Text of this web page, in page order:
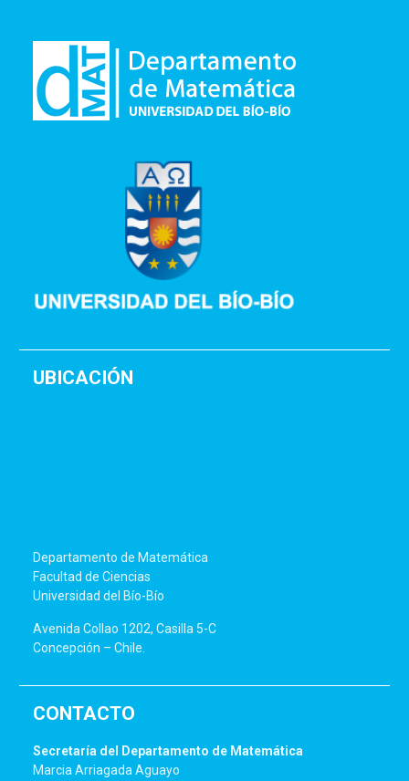
UBICACIÓN
Departamento de Matemática
Facultad de Ciencias
Universidad del Bío-Bío
Avenida Collao 1202, Casilla 5-C
Concepción – Chile.
CONTACTO
Secretaría del Departamento de Matemática
Marcia Arriagada Aguayo